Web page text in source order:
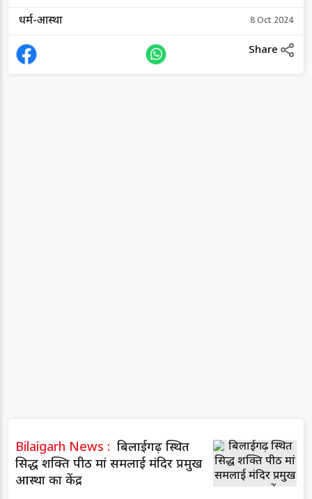
धर्म-आस्था 8 Oct 2024
Share
Bilaigarh News : बिलाईगढ़ स्थित
सिद्ध शक्ति पीठ मां समलाई मंदिर प्रमुख
आस्था का केंद्र